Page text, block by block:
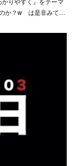
のか？w は是非みて…